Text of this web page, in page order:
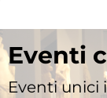
Eventi
Eventi unici